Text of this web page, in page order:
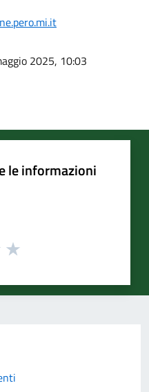
2025, 10:03
le informazioni